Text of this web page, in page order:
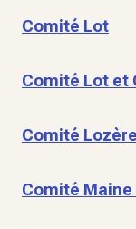
Comité Lot
Comité Lot et
Comité Lozère
Comité Maine